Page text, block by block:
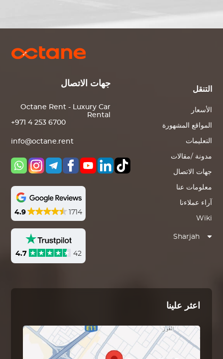
جهات الاتصال
Octane Rent - Luxury Car
Rental
+971 4 253 6700
info@octane.rent
4.9 1714
4.7 42
التنقل
الأسعار
المواقع المشهورة
التعليمات
مدونة /مقالات
جهات الاتصال
معلومات عنا
آراء عملاءنا
Wiki
Sharjah
اعثر علينا